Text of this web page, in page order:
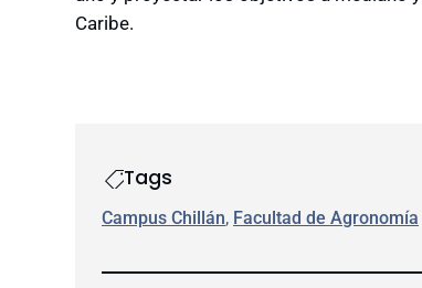
Caribe.
Tags
Campus Chillán, Facultad de Agronomía